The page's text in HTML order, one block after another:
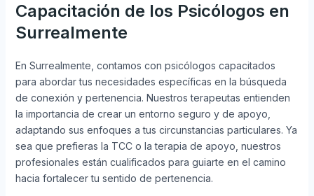
Capacitación de los Psicólogos en
Surrealmente
En Surrealmente, contamos con psicólogos capacitados
para abordar tus necesidades específicas en la búsqueda
de conexión y pertenencia. Nuestros terapeutas entienden
la importancia de crear un entorno seguro y de apoyo,
adaptando sus enfoques a tus circunstancias particulares. Ya
sea que prefieras la TCC o la terapia de apoyo, nuestros
profesionales están cualificados para guiarte en el camino
hacia fortalecer tu sentido de pertenencia.